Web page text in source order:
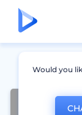
Would you